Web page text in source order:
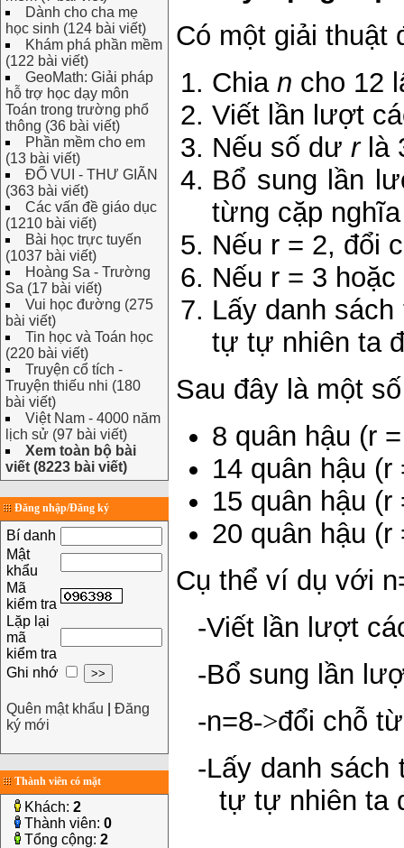
Dành cho cha mẹ
học sinh (124 bài viết)
Khám phá phần mềm
(122 bài viết)
GeoMath: Giải pháp
hỗ trợ học dạy môn
Toán trong trường phổ
thông (36 bài viết)
Phần mềm cho em
(13 bài viết)
ĐỐ VUI - THƯ GIÃN
(363 bài viết)
Các vấn đề giáo dục
(1210 bài viết)
Bài học trực tuyến
(1037 bài viết)
Hoàng Sa - Trường
Sa (17 bài viết)
Vui học đường (275
bài viết)
Tin học và Toán học
(220 bài viết)
Truyện cổ tích -
Truyện thiếu nhi (180
bài viết)
Việt Nam - 4000 năm
lịch sử (97 bài viết)
Xem toàn bộ bài
viết (8223 bài viết)
Đăng nhập/Đăng ký
Bí danh
Mật
khẩu
Mã
kiểm tra
Lặp lại
mã
kiểm tra
Ghi nhớ
Quên mật khẩu
Đăng
ký mới
Thành viên có mặt
Khách: 2
Thành viên: 0
Tổng cộng: 2
Có một giải
Chia n cho 12
Viết lần lượt
Nếu số dư rlà
Bổ sung lần
từng cặp
Nếu r = 2, đổi
Nếu r = 3
Lấy danh
tự tự nhiên ta
Sau đây là một
8 quân hậu (r
14 quân hậu
15 quân hậu
20 quân hậu
Cụ thể ví dụ với
-Viết lần lượt
-Bổ sung lần
-n=8->đổi chỗ
-Lấy danh sách
tự tự nhiên ta